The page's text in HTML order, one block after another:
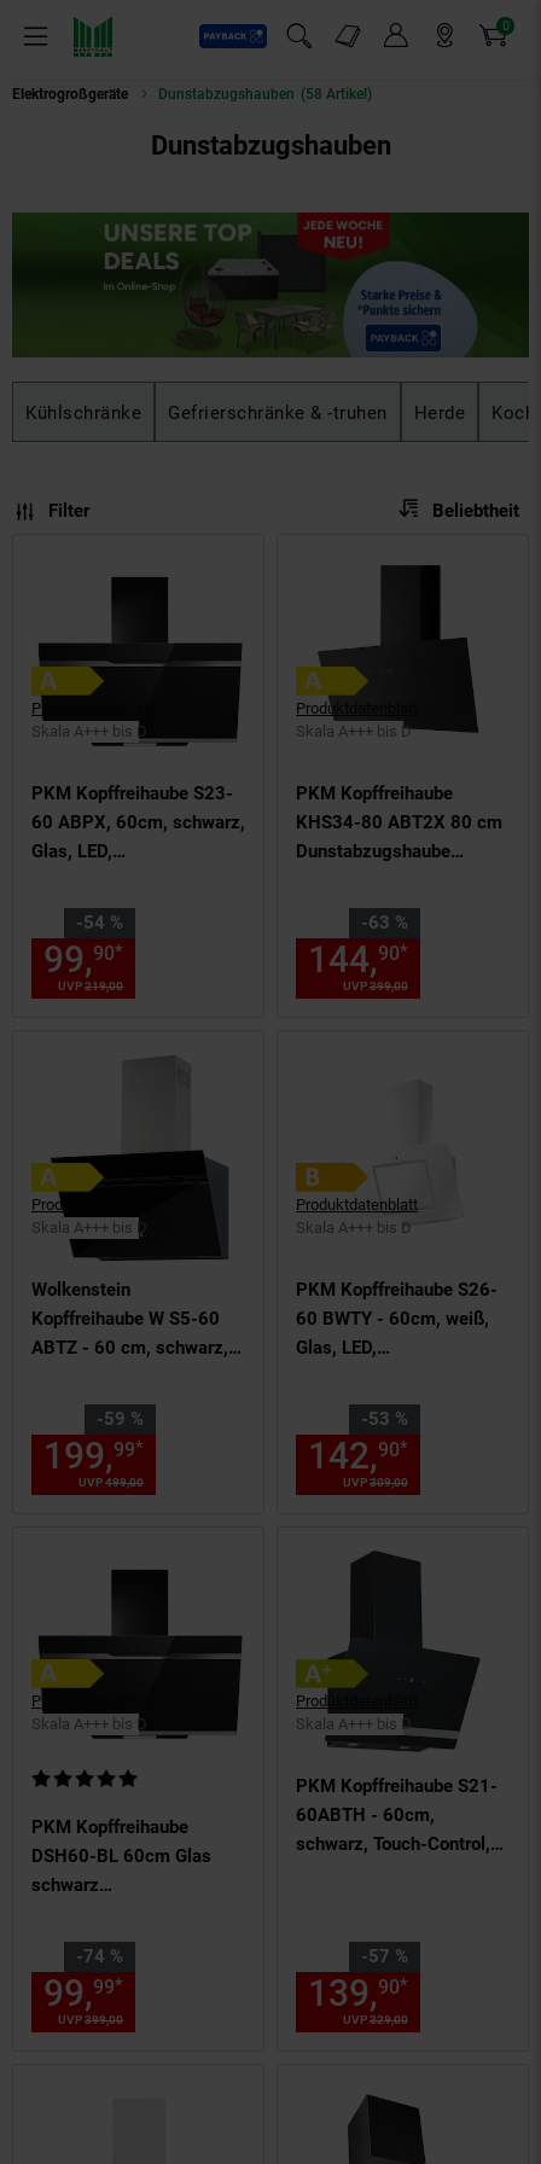
Menü
Payback
Suchfeld einblenden
Markt-Angebote 0
Artikel
Elektrogroßgeräte Dunstabzugshauben (58 Artikel)
Dunstabzugshauben
Kühlschränke Gefrierschränke & -truhen Herde
Filter Sortierung:
Beliebtheit
PKM Kopffreihaube S23-
60 ABPX, 60cm, schwarz,
Glas, LED,
-54 %
Sie Sparen 54 Prozent,
UVP219,00
99,90* Aktueller Preis: 99,
Produktdatenblatt
Skala A+++ bis D
PKM Kopffreihaube
KHS34-80 ABT2X 80 cm
Dunstabzugshaube
-63 %
Sie Sparen 63 Prozent,
UVP399,00
144,90*
Produktdatenblatt
Skala A+++ bis D
Wolkenstein
Kopffreihaube W S5-60
ABTZ - 60 cm, schwarz,
-59 %
Sie Sparen 59 Prozent,
UVP499,00
199,99* Aktueller Preis: 199,
Produktdatenblatt
Skala A+++ bis D
PKM Kopffreihaube S26-
60 BWTY - 60cm, weiß,
Glas, LED,
-53 %
Sie Sparen 53 Prozent,
UVP309,00
142,90*
Produktdatenblatt
Skala A+++ bis D
PKM Kopffreihaube
DSH60-BL 60cm Glas
schwarz
Abluft LED
Kundenbewertung: 5 von 5 Sternen
-74 %
Sie Sparen 74 Prozent,
UVP399,00
99,99* Aktueller Preis: 99,
Produktdatenblatt
Skala A+++ bis D
PKM Kopffreihaube S21-
60ABTH - 60cm,
schwarz, Touch-Control,
-57 %
Sie Sparen 57 Prozent,
UVP329,00
139,90*
Produktdatenblatt
Skala A+++ bis D